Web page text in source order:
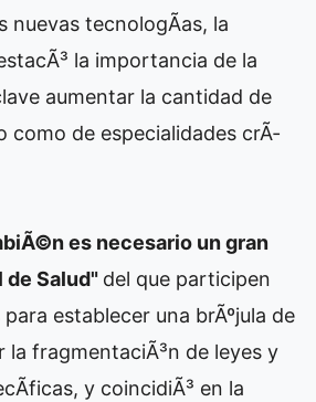
nuevas tecnologÃ­as, la
la importancia de la
aumentar la cantidad de
como de especialidades crÃ­
es necesario un gran
de Salud" del que participen
establecer una brÃºjula de
la fragmentaciÃ³n de leyes y
y coincidiÃ³ en la